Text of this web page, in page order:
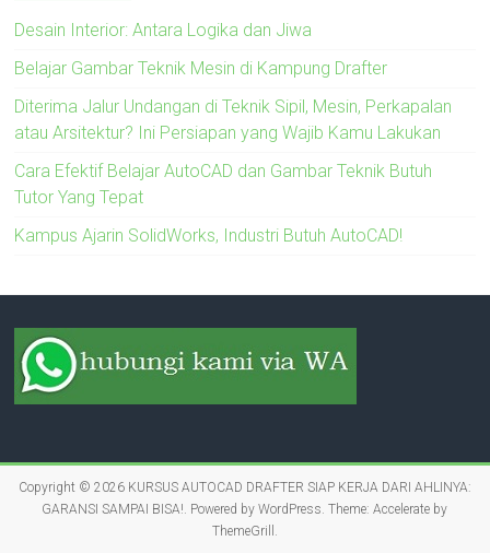
Desain Interior: Antara Logika dan Jiwa
Belajar Gambar Teknik Mesin di Kampung Drafter
Diterima Jalur Undangan di Teknik Sipil, Mesin, Perkapalan
atau Arsitektur? Ini Persiapan yang Wajib Kamu Lakukan
Cara Efektif Belajar AutoCAD dan Gambar Teknik Butuh
Tutor Yang Tepat
Kampus Ajarin SolidWorks, Industri Butuh AutoCAD!
Copyright © 2026 KURSUS AUTOCAD DRAFTER SIAP KERJA DARI AHLINYA:
GARANSI SAMPAI BISA!. Powered byWordPress. Theme: Accelerate by
ThemeGrill .